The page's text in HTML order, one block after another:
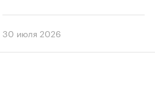
предусматривает возведение 52-
метров.
30 июля 2026